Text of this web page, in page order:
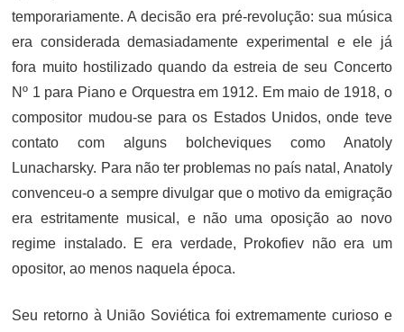
temporariamente. A decisão era pré-revolução: sua música
era considerada demasiadamente experimental e ele já
fora muito hostilizado quando da estreia de seu Concerto
Nº 1 para Piano e Orquestra em 1912. Em maio de 1918, o
compositor mudou-se para os Estados Unidos, onde teve
contato com alguns bolcheviques como Anatoly
Lunacharsky. Para não ter problemas no país natal, Anatoly
convenceu-o a sempre divulgar que o motivo da emigração
era estritamente musical, e não uma oposição ao novo
regime instalado. E era verdade, Prokofiev não era um
opositor, ao menos naquela época.
Seu retorno à União Soviética foi extremamente curioso e